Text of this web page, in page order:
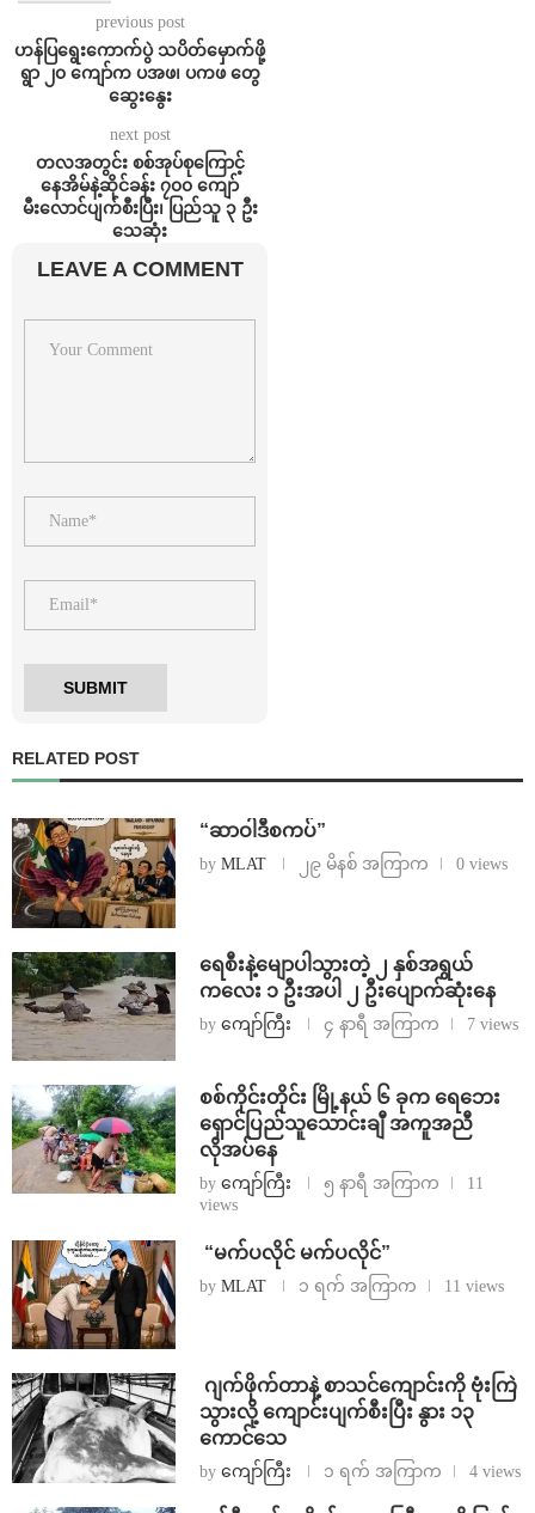
previous post
ဟန်ပြရွေးကောက်ပွဲ သပိတ်မှောက်ဖို့
ရွာ ၂၀ ကျော်က ပအဖ၊ ပကဖ တွေ
ဆွေးနွေး
next post
တလအတွင်း စစ်အုပ်စုကြောင့်
နေအိမ်နဲ့ဆိုင်ခန်း ၇၀၀ ကျော်
မီးလောင်ပျက်စီးပြီး၊ ပြည်သူ ၃ ဦး
သေဆုံး
LEAVE A COMMENT
RELATED POST
“ဆာဝါဒီစကပ်”
by MLAT ၂၉ မိနစ် အကြာက 0 views
ရေစီးနဲ့မျောပါသွားတဲ့ ၂ နှစ်အရွယ်
ကလေး ၁ ဦးအပါ ၂ ဦးပျောက်ဆုံးနေ
by ကျော်ကြီး ၄ နာရီ အကြာက 7 views
စစ်ကိုင်းတိုင်း မြို့နယ် ၆ ခုက ရေဘေး
ရှောင်ပြည်သူသောင်းချီ အကူအညီ
လိုအပ်နေ
by ကျော်ကြီး ၅ နာရီ အကြာက
11
views
⁨ ⁨“မက်ပလိုင် မက်ပလိုင်”
by MLAT ၁ ရက် အကြာက 11 views
⁨⁩ ⁨ဂျက်ဖိုက်တာနဲ့ စာသင်ကျောင်းကို ဗုံးကြဲ
သွားလို့ ကျောင်းပျက်စီးပြီး နွား ၁၃
ကောင်သေ
by ကျော်ကြီး ၁ ရက် အကြာက 4 views